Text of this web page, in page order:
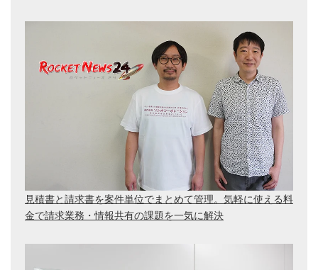
見積書と請求書を案件単位でまとめて管理。気軽に使える料
金で請求業務・情報共有の課題を一気に解決